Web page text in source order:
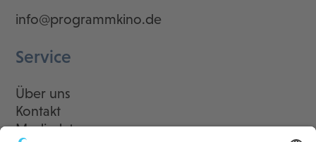
info@programmkino.de
Service
Über uns
Kontakt
Mediadaten